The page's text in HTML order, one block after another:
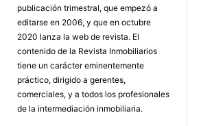
publicación trimestral, que empezó a
editarse en 2006, y que en octubre
2020 lanza la web de revista. El
contenido de la Revista Inmobiliarios
tiene un carácter eminentemente
práctico, dirigido a gerentes,
comerciales, y a todos los profesionales
de la intermediación inmobiliaria.